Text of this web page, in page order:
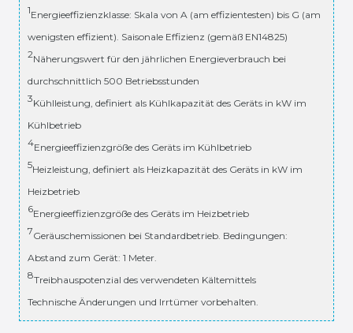
1Energieeffizienzklasse: Skala von A (am effizientesten) bis G (am
wenigsten effizient). Saisonale Effizienz (gemäß EN14825)
2Näherungswert für den jährlichen Energieverbrauch bei
durchschnittlich 500 Betriebsstunden
3Kühlleistung, definiert als Kühlkapazität des Geräts in kW im
Kühlbetrieb
4Energieeffizienzgröße des Geräts im Kühlbetrieb
5Heizleistung, definiert als Heizkapazität des Geräts in kW im
Heizbetrieb
6Energieeffizienzgröße des Geräts im Heizbetrieb
7Geräuschemissionen bei Standardbetrieb. Bedingungen:
Abstand zum Gerät: 1 Meter.
8Treibhauspotenzial des verwendeten Kältemittels
Technische Änderungen und Irrtümer vorbehalten.